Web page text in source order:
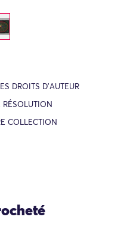
DROITS D’AUTEUR
RÉSOLUTION
COLLECTION